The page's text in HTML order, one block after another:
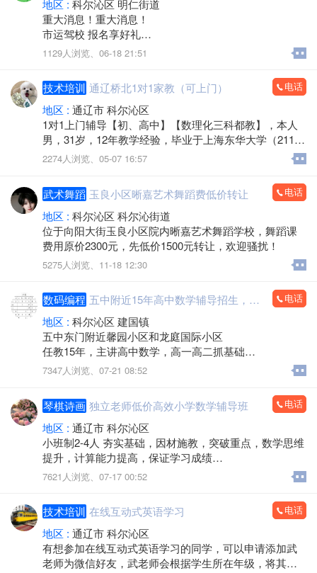
务、本省报税系统、三大网银实训系统、无缝对接实务
工作，还原会计工作的真实场景。陪伴式学习，使学生
在完成特定业务的过程中获得技能与经验，满足企业新
会计人的上岗要求，快速就业。
即将开始会计职业生涯的您，没有工作经验找不到工
作！怎么办！三环新动力会计学校为您搭建理想的学习
平台与您共创财务人生！
校址：科区民主路与新兴大街交汇处东走50米路南 三环
新动力会计学校
地区 : 科尔沁区 明仁街道
重大消息！重大消息！
市运驾校 报名享好礼
一、学车班次及价格
特惠班：C1 1880元 | C2 1880元
会员班：C1 2680元 | C2 2880元
VIP班：C1 3680元 | C2 3880元
二、报名活动（所有小车学员均可参与）
活动规则：全程公开透明，无套路、无暗箱操作，报名
必中奖！
一等奖：9999元75英寸智能数字电视（1名）
二等奖：5880元海信双开门冰箱（2名）
四等奖：2880元海信空调（4名）
五等奖：1880元电动车（5名）
六等奖：480元美的电饭煲（8名）
七等奖：350元空气炸锅（10名）
纪念奖：精美不锈钢保温杯
三、驾校优势
科二校内训练、校内考试，科三恒大城南侧练考，路况
简单，没有社会车辆。
开设科一、科四辅导课程，配备蒙汉双语教学老师。
驾校地址：通辽市明仁大街西段道南（蒙古王小区对
面，西客站500米处）
公交路线：1路、6路、11路、59路、61路直达
1129人浏览、 06-18 21:51
技术培训 通辽桥北1对1家教（可上门） 电话
地区 : 通辽市 科尔沁区
1对1上门辅导【初、高中】【数理化三科都教】，本人
男，31岁，12年教学经验，毕业于上海东华大学（211大
学），有良好的沟通能力和逻辑思维，擅长和小孩子打
交道。在上海学而思任过职，在深圳阿童木培训机构任
过职，有蓝桥杯证书，带的两个孩子获得全国蓝桥杯三
等奖。19年年底回通辽，带出过很多成绩优异的初、高
中学生。对基础不好的孩子能快速提高分数，对于基础
好的孩子直接对接高考技巧，注重培养孩子的【学习习
惯】。电话：13664003080
2274人浏览、 05-07 16:57
武术舞蹈 玉良小区晰嘉艺术舞蹈费低价转让 电话
地区 : 科尔沁区 科尔沁街道
位于向阳大街玉良小区院内晰嘉艺术舞蹈学校，舞蹈课
费用原价2300元，先低价1500元转让，欢迎骚扰！
5275人浏览、 11-18 12:30
数码编程 五中附近15年高中数学辅导招生，班课，一对一， 电话
地区 : 科尔沁区 建国镇
五中东门附近馨园小区和龙庭国际小区
任教15年，主讲高中数学，高一高二抓基础
高三一轮复习，有班课和一对一。可试听
7347人浏览、 07-21 08:52
琴棋诗画 独立老师低价高效小学数学辅导班 电话
地区 : 通辽市 科尔沁区
小班制2-4人 夯实基础，因材施教，突破重点，数学思维
提升，计算能力提高，保证学习成绩
多年教学经验 带过的学生90%成绩显著
定期学情反馈 配套练习精讲
招生对象：小学3-6年
60元一节课，90分钟/节
两人成团 八折48元/节
三人成团 七折42元/节
四人成团 六折36元/节
7621人浏览、 07-17 00:52
技术培训 在线互动式英语学习 电话
地区 : 通辽市 科尔沁区
有想参加在线互动式英语学习的同学，可以申请添加武
老师为微信好友，武老师会根据学生所在年级，将其编